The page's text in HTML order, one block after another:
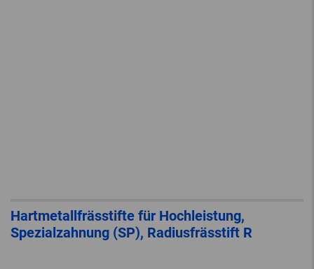
Hartmetallfrässtifte für Hochleistung,
Spezialzahnung (SP), Radiusfrässtift R